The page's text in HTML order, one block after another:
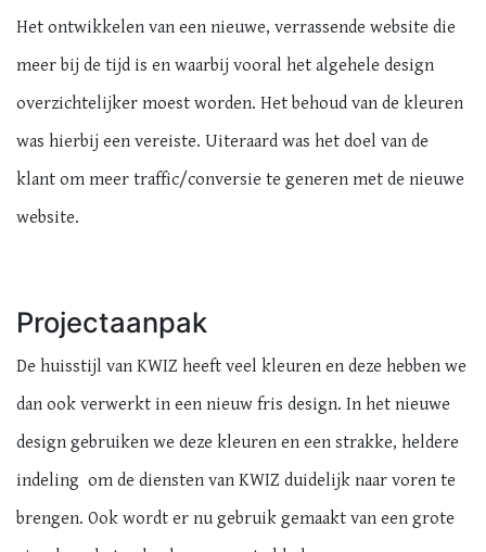
Het ontwikkelen van een nieuwe, verrassende website die
meer bij de tijd is en waarbij vooral het algehele design
overzichtelijker moest worden. Het behoud van de kleuren
was hierbij een vereiste. Uiteraard was het doel van de
klant om meer traffic/conversie te generen met de nieuwe
website.
Projectaanpak
De huisstijl van KWIZ heeft veel kleuren en deze hebben we
dan ook verwerkt in een nieuw fris design. In het nieuwe
design gebruiken we deze kleuren en een strakke, heldere
indeling om de diensten van KWIZ duidelijk naar voren te
brengen. Ook wordt er nu gebruik gemaakt van een grote